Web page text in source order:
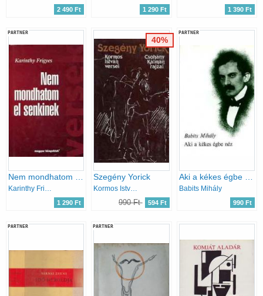
2 490 Ft 1 290 Ft 1 390 Ft
PARTNER
Nem mondhatom el senkinek
Karinthy Frigyes
1 290 Ft
Szegény Yorick
Kormos István
990 Ft 594 Ft
40%
PARTNER
Aki a kékes égbe néz
Babits Mihály
990 Ft
PARTNER PARTNER